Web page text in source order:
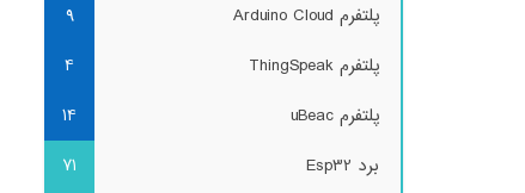
پلتفرم Arduino Cloud
9
پلتفرم ThingSpeak
4
پلتفرم uBeac
14
برد Esp32
71